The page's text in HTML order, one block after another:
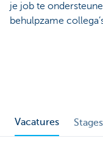
je job te
behulpzame
Vacatures Stages